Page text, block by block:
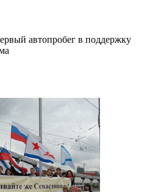
автопробег в поддержку